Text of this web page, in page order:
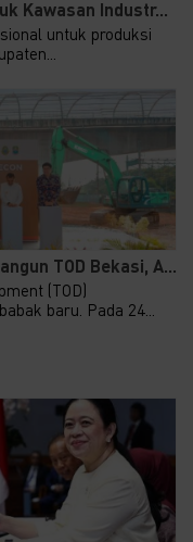
Kawasan Industr...
untuk produksi
TOD Bekasi, A...
(TOD)
baru. Pada 24...